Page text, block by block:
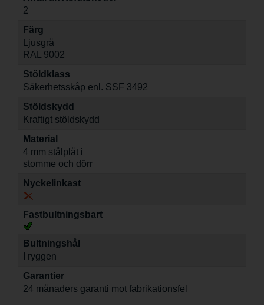
2
Färg
Ljusgrå
RAL 9002
Stöldklass
Säkerhetsskåp enl. SSF 3492
Stöldskydd
Kraftigt stöldskydd
Material
4 mm stålplåt i
stomme och dörr
Nyckelinkast
Fastbultningsbart
Bultningshål
I ryggen
Garantier
24 månaders garanti mot fabrikationsfel